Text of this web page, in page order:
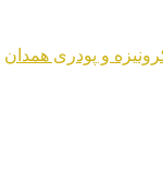
و پودری همدان